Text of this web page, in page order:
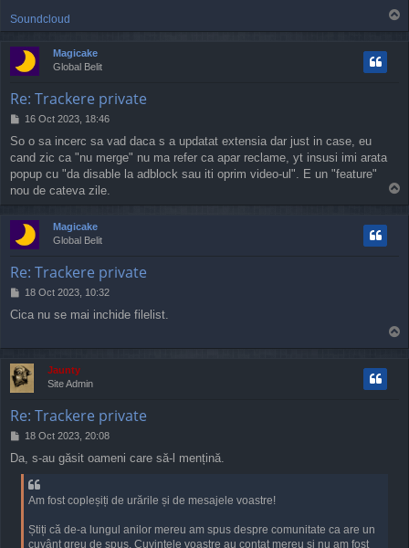
Soundcloud
o
Magicake
Global Belit
Re: Trackere private
P
s
t
16 Oct 2023, 18:46
So o sa incerc sa vad daca s a updatat extensia dar just in case, eu
cand zic ca "nu merge" nu ma refer ca apar reclame, yt insusi imi arata
popup cu "da disable la adblock sau iti oprim video-ul". E un "feature"
nou de cateva zile.
Magicake
Global Belit
Re: Trackere private
P
s
18 Oct 2023, 10:32
Cica nu se mai inchide filelist.
o
Jaunty
Site Admin
Re: Trackere private
P
s
t
18 Oct 2023, 20:08
Da, s-au găsit oameni care să-l mențină.
Am fost copleșiți de urările și de mesajele voastre!
Știți că de-a lungul anilor mereu am spus despre comunitate ca are un
cuvânt greu de spus. Cuvintele voastre au contat mereu și nu am fost